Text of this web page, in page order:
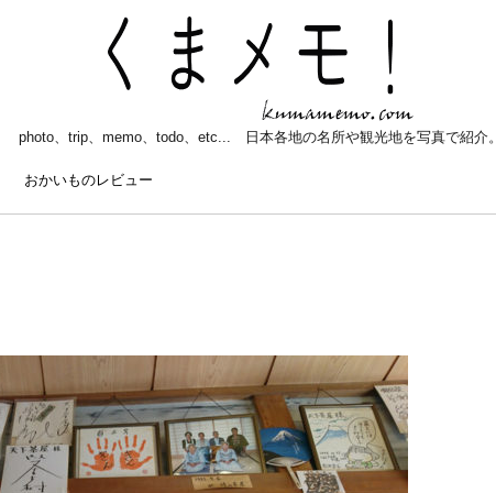
photo、trip、memo、todo、etc... 日本各地の名所や観光地を写真で紹介。
おかいものレビュー